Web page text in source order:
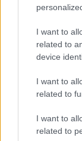
I want to
related to
device
I want to
related to
I want to
related to
τριτοβάθμιας
στο
της, χωρίς να
σπουδών μου
αλλά είναι
άλλο πράγμα